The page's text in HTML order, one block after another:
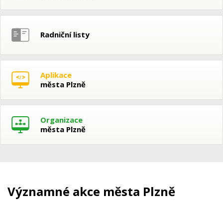
Radniční listy
Aplikace
města Plzně
Organizace
města Plzně
Významné akce města Plzně